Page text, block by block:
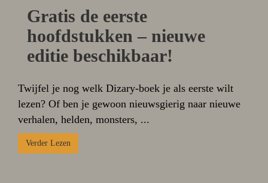
Gratis de eerste
hoofdstukken – nieuwe
editie beschikbaar!
Twijfel je nog welk Dizary-boek je als eerste wilt
lezen? Of ben je gewoon nieuwsgierig naar nieuwe
verhalen, helden, monsters, ...
Verder Lezen